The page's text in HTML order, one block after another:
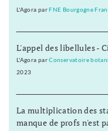
L'Agora par FNE Bourgogne
L'appel des libellules -
L'Agora parConservatoire
2023
La multiplication des
manque de profs n'est